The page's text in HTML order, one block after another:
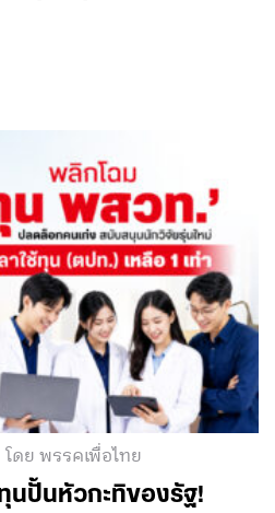
โดย พรรคเพื่อไทย
ปั้นหัวกะทิของรัฐ!